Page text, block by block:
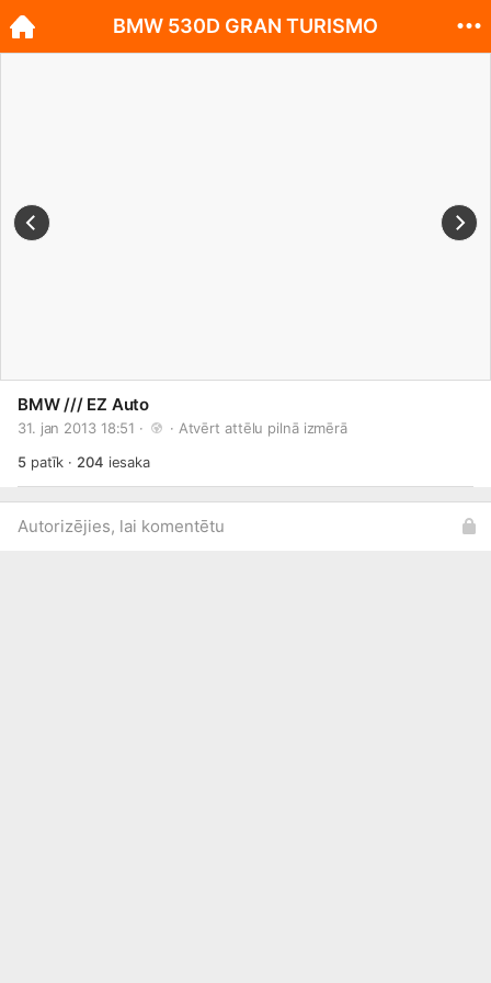
BMW /// EZ Auto
31. jan 2013 18:51 · · Atvērt attēlu pilnā izmērā
5patīk · 204 iesaka
Autorizējies, lai komentētu
BMW 530D GRAN TURISMO